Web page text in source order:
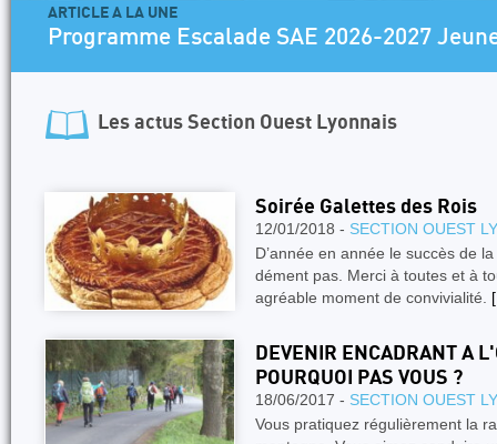
ARTICLE A LA UNE
Programme Escalade SAE 2026-2027
Les actus Section Ouest Lyonnais
Soirée Galettes des Rois
12/01/2018 - SECTION OUEST
D’année en année le succès de
dément pas. Merci à toutes et à
agréable moment de convivialité.
DEVENIR ENCADRANT A
POURQUOI PAS VOUS ?
18/06/2017 - SECTION OUEST
Vous pratiquez régulièrement la